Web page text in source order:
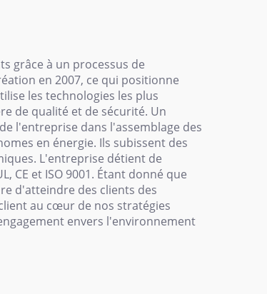
grâce à un processus de
en 2007, ce qui positionne
les technologies les plus
de qualité et de sécurité. Un
l'entreprise dans l'assemblage des
en énergie. Ils subissent des
L'entreprise détient de
et ISO 9001. Étant donné que
d'atteindre des clients des
au cœur de nos stratégies
envers l'environnement